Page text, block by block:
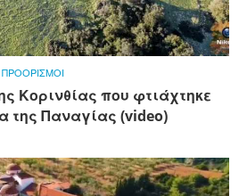
ΠΡΟΟΡΙΣΜΟΙ
Κορινθίας που φτιάχτηκε
της Παναγίας (video)